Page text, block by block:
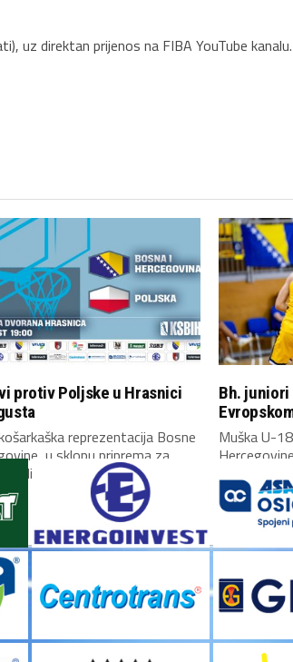
uz direktan prijenos na FIBA YouTube kanalu.
protiv Poljske u Hrasnici
reprezentacija Bosne
u sklopu priprema za
kvalifikacija za Mundobasket,...
Bh.
Muška U-